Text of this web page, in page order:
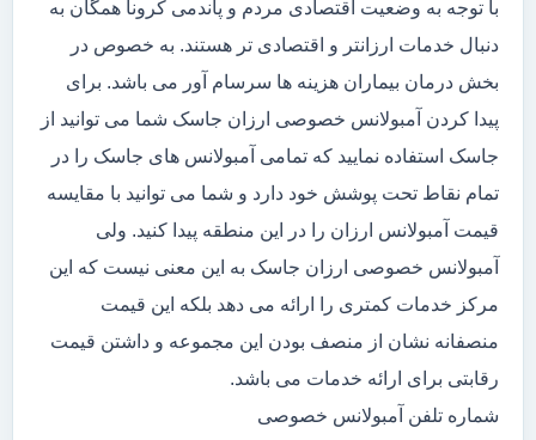
با توجه به وضعیت اقتصادی مردم و پاندمی کرونا همگان به
دنبال خدمات ارزانتر و اقتصادی تر هستند. به خصوص در
بخش درمان بیماران هزینه ها سرسام آور می باشد. برای
پیدا کردن آمبولانس خصوصی ارزان جاسک شما می توانید از
جاسک استفاده نمایید که تمامی آمبولانس های جاسک را در
تمام نقاط تحت پوشش خود دارد و شما می توانید با مقایسه
قیمت آمبولانس ارزان را در این منطقه پیدا کنید. ولی
آمبولانس خصوصی ارزان جاسک به این معنی نیست که این
مرکز خدمات کمتری را ارائه می دهد بلکه این قیمت
منصفانه نشان از منصف بودن این مجموعه و داشتن قیمت
رقابتی برای ارائه خدمات می باشد.
شماره تلفن آمبولانس خصوصی